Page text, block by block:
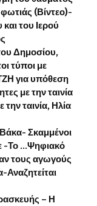
(Βίντεο)-
του Ιερού
Δημοσίου,
τύποι με
για υπόθεση
με την ταινία
την ταινία, Ηλία
Σκαμμένοι
-Το …Ψηφιακό
τους αγωγούς
– Η